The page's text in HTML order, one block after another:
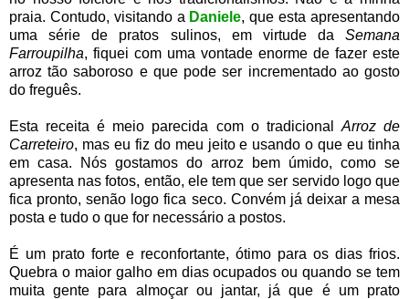
praia. Contudo, visitando a Daniele, que esta apresentando
uma série de pratos sulinos, em virtude da Semana
Farroupilha, fiquei com uma vontade enorme de fazer este
arroz tão saboroso e que pode ser incrementado ao gosto
do freguês.
Esta receita é meio parecida com o tradicional Arroz de
Carreteiro, mas eu fiz do meu jeito e usando o que eu tinha
em casa. Nós gostamos do arroz bem úmido, como se
apresenta nas fotos, então, ele tem que ser servido logo que
fica pronto, senão logo fica seco. Convém já deixar a mesa
posta e tudo o que for necessário a postos.
É um prato forte e reconfortante, ótimo para os dias frios.
Quebra o maior galho em dias ocupados ou quando se tem
muita gente para almoçar ou jantar, já que é um prato